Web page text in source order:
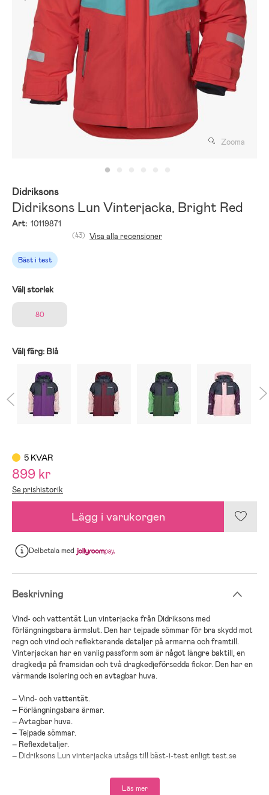
Zooma
Didriksons
Didriksons Lun Vinterjacka, Bright Red
Art: 10119871
Bäst i test
(43) Visa alla recensioner
Välj storlek
80
Välj färg: Blå
5 KVAR
899 kr
Se prishistorik
Lägg i varukorgen
Delbetalamed
Beskrivning
Vind- och vattentät Lun vinterjacka från Didriksons med
förlängningsbara ärmslut. Den har tejpade sömmar för bra skydd mot
regn och vind och reflekterande detaljer på armarna och framtill.
Vinterjackan har en vanlig passform som är något längre baktill, en
dragkedja på framsidan och två dragkedjeförsedda fickor. Den har en
värmande isolering och en avtagbar huva.
– Vind- och vattentät.
– Förlängningsbara ärmar.
– Avtagbar huva.
– Tejpade sömmar.
– Reflexdetaljer.
– Didriksons Lun vinterjacka utsågs till bäst-i-test enligt test.se
Läs mer